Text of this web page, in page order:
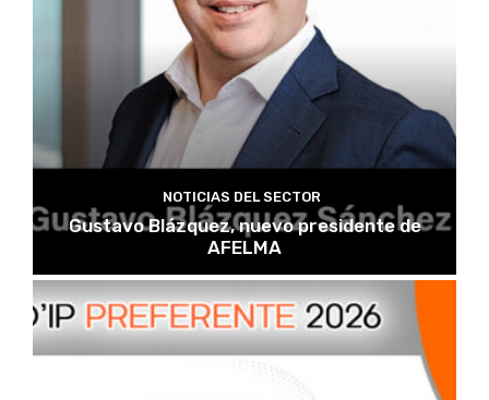
NOTICIAS DEL SECTOR
Gustavo Blázquez, nuevo presidente de
AFELMA